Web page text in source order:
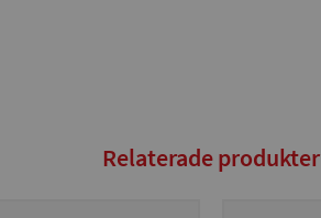
Relaterade produkter